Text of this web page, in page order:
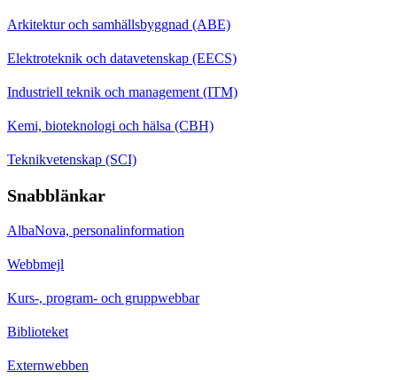
Arkitektur och samhällsbyggnad (ABE)
Elektroteknik och datavetenskap (EECS)
Industriell teknik och management (ITM)
Kemi, bioteknologi och hälsa (CBH)
Teknikvetenskap (SCI)
Snabblänkar
AlbaNova, personalinformation
Webbmejl
Kurs-, program- och gruppwebbar
Biblioteket
Externwebben